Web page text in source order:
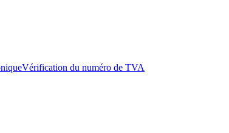
Vérification du numéro de TVA